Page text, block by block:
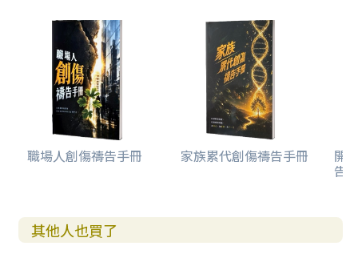
職場人創傷禱告手冊 家族累代創傷禱告手冊 開
告(
其他人也買了